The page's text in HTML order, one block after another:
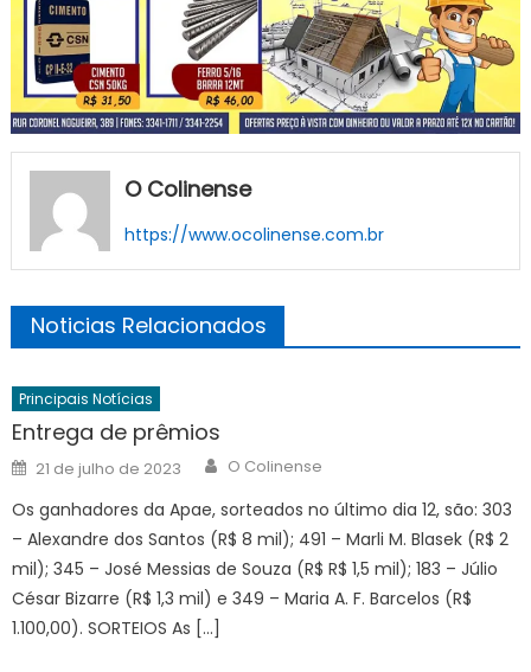
O Colinense
https://www.ocolinense.com.br
Noticias Relacionados
Principais Notícias
Entrega de prêmios
Posted
on
21 de julho de 2023 Author
O Colinense
Os ganhadores da Apae, sorteados no último dia 12, são: 303
– Alexandre dos Santos (R$ 8 mil); 491 – Marli M. Blasek (R$ 2
mil); 345 – José Messias de Souza (R$ R$ 1,5 mil); 183 – Júlio
César Bizarre (R$ 1,3 mil) e 349 – Maria A. F. Barcelos (R$
1.100,00). SORTEIOS As […]